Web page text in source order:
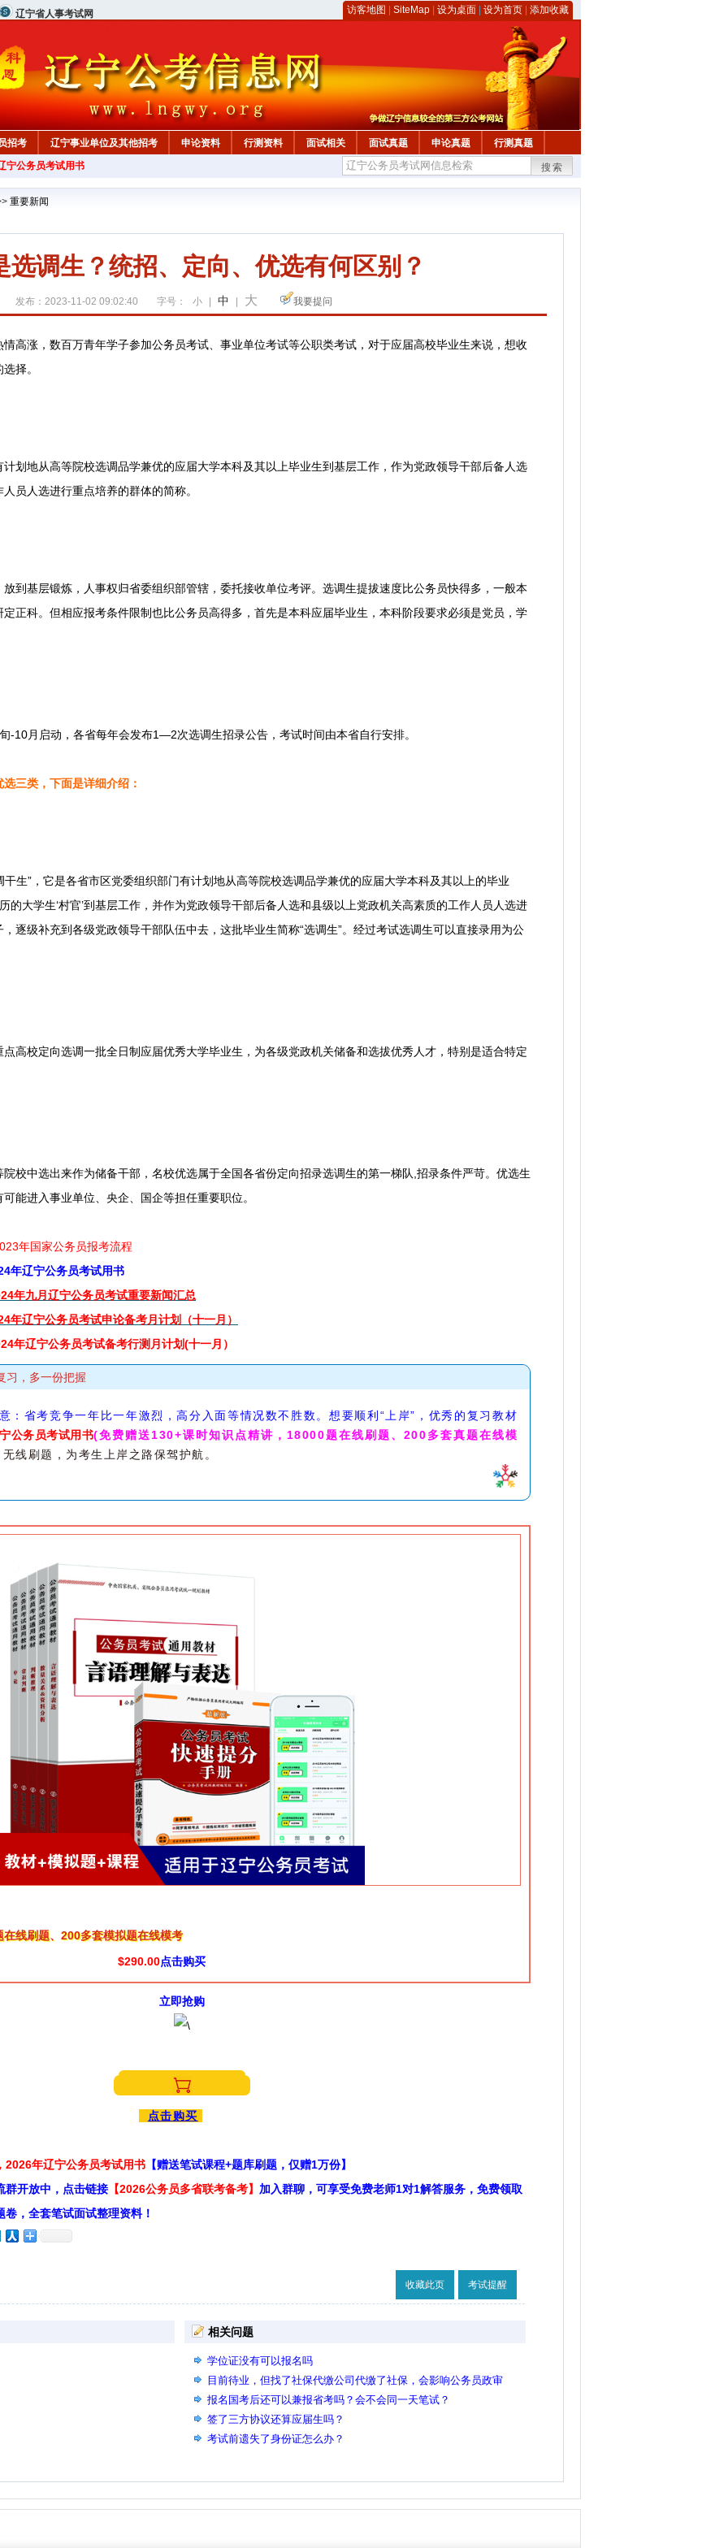
辽宁省人事考试网 访客地图 SiteMap 设为桌面 设为首页 添加收藏
招考 辽宁事业单位及其他招考 申论资料 行测资料 面试相关 面试真题 申论真题
行测真题
宁公务员考试用书
搜索
重要新闻
选调生？统招、定向、优选有何区别？
发布：2023-11-02 09:02:40 字号： 小 中 大 我要提问
涨，数百万青年学子参加公务员考试、事业单位考试等公职类考试，对于应届高校毕业生来说，想收
择。
地从高等院校选调品学兼优的应届大学本科及其以上毕业生到基层工作，作为党政领导干部后备人选
员人选进行重点培养的群体的简称。
基层锻炼，人事权归省委组织部管辖，委托接收单位考评。选调生提拔速度比公务员快得多，一般本
正科。但相应报考条件限制也比公务员高得多，首先是本科应届毕业生，本科阶段要求必须是党员，学
月启动，各省每年会发布1—2次选调生招录公告，考试时间由本省自行安排。
类，下面是详细介绍：
”，它是各省市区党委组织部门有计划地从高等院校选调品学兼优的应届大学本科及其以上的毕业
的大学生‘村官’到基层工作，并作为党政领导干部后备人选和县级以上党政机关高素质的工作人员人选进
逐级补充到各级党政领导干部队伍中去，这批毕业生简称“选调生”。经过考试选调生可以直接录用为公
校定向选调一批全日制应届优秀大学毕业生，为各级党政机关储备和选拔优秀人才，特别是适合特定
中选出来作为储备干部，名校优选属于全国各省份定向招录选调生的第一梯队,招录条件严苛。优选生
能进入事业单位、央企、国企等担任重要职位。
年国家公务员报考流程
年辽宁公务员考试用书
年九月辽宁公务员考试重要新闻汇总
年辽宁公务员考试申论备考月计划（十一月）
年辽宁公务员考试备考行测月计划(十一月）
习，多一份把握
：省考竞争一年比一年激烈，高分入面等情况数不胜数。想要顺利“上岸”，优秀的复习教材
公务员考试用书(免费赠送130+课时知识点精讲，18000题在线刷题、200多套真题在线模
线刷题，为考生上岸之路保驾护航。
线刷题、200多套模拟题在线模考
$290.00点击购买
立即抢购
点击购买
2026年辽宁公务员考试用书 【赠送笔试课程+题库刷题，仅赠1万份】
群开放中，点击链接 【2026公务员多省联考备考】 加入群聊，可享受免费老师1对1解答服务，免费领取
，全套笔试面试整理资料！
收藏此页 考试提醒
相关问题
学位证没有可以报名吗
目前待业，但找了社保代缴公司代缴了社保，会影响公务员政审
吗？
报名国考后还可以兼报省考吗？会不会同一天笔试？
签了三方协议还算应届生吗？
考试前遗失了身份证怎么办？